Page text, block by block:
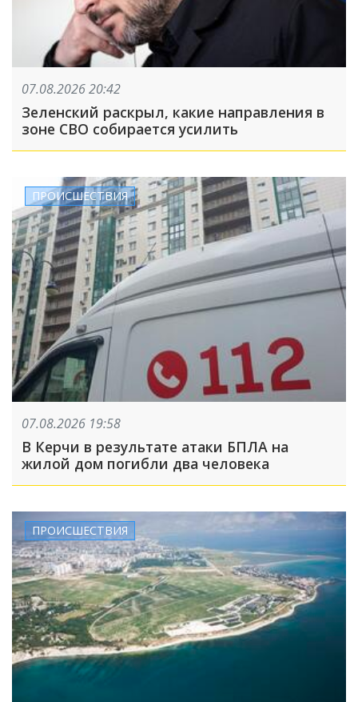
07.08.2026 20:42
Зеленский раскрыл, какие направления в
зоне СВО собирается усилить
ПРОИСШЕСТВИЯ
07.08.2026 19:58
В Керчи в результате атаки БПЛА на
жилой дом погибли два человека
ПРОИСШЕСТВИЯ